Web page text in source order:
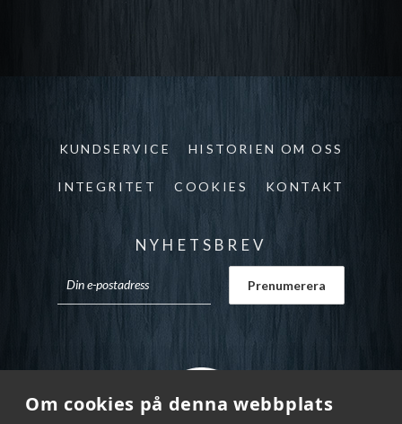
Om cookies på denna webbplats
KUNDSERVICE HISTORIEN OM OSS
INTEGRITET COOKIES KONTAKT
NYHETSBREV